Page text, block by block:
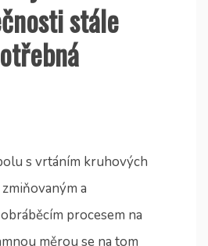
stále
s vrtáním kruhových
a
procesem na
měrou se na tom